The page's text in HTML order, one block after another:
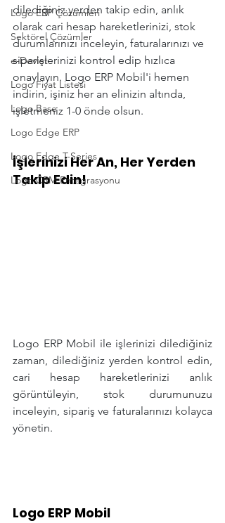
Logo ERP Çözümleri
Sektörel Çözümler
e-Devlet
Logo Fiyat Listesi
Logo Base
Logo Edge ERP
Logo Edge T-Series
Logo CRM Entegrasyonu
dilediğiniz yerden takip edin, anlık
olarak cari hesap hareketlerinizi, stok
durumlarınızı inceleyin, faturalarınızı ve
siparişlerinizi kontrol edip hızlıca
onaylayın. Logo ERP Mobil'i hemen
indirin, işiniz her an elinizin altında,
işletmeniz 1-0 önde olsun.
İşlerinizi Her An, Her Yerden
Takip Edin!
Logo ERP Mobil ile işlerinizi dilediğiniz
zaman, dilediğiniz yerden kontrol edin,
cari hesap hareketlerinizi anlık
görüntüleyin, stok durumunuzu
inceleyin, sipariş ve faturalarınızı kolayca
yönetin.
Logo ERP Mobil